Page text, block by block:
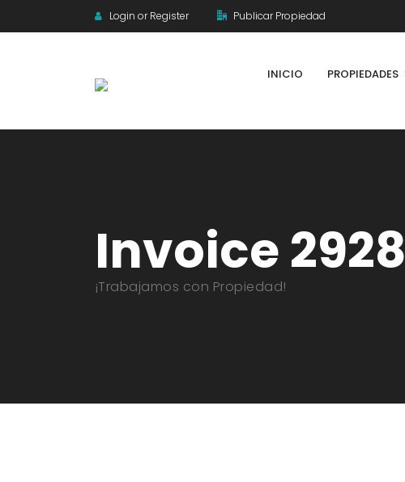
Login or Register Publicar Propiedad
INICIO PROPIEDADES
Invoice 2928
¡Trabajamos con Propiedad!